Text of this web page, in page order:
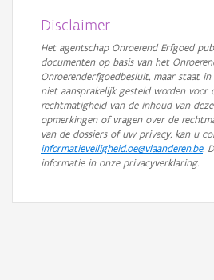
Disclaimer
Het agentschap Onroerend Erfgoed
documenten op basis van het
Onroerenderfgoedbesluit, maar staat
niet aansprakelijk gesteld worden voor
rechtmatigheid van de inhoud van
opmerkingen of vragen over de
van de dossiers of uw privacy, kan u
informatieveiligheid.oe@vlaanderen.be.
informatie in onze privacyverklaring.